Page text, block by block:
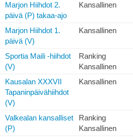
Marjon Hiihdot 2.
päivä (P) takaa-ajo
Kansallinen
Marjon Hiihdot 1.
päivä (V)
Kansallinen
Sportia Maili -hiihdot
(V)
Ranking
Kansallinen
Kausalan XXXVII
Tapaninpäivähiihdot
(V)
Kansallinen
Valkealan kansalliset
(P)
Ranking
Kansallinen